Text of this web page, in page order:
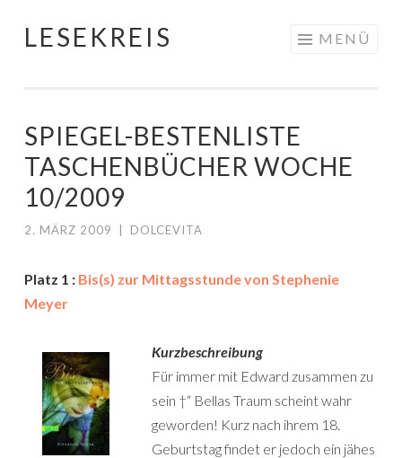
Springe
LESEKREIS MENÜ
SPIEGEL-BESTENLISTE
TASCHENBÜCHER WOCHE
10/2009
2. MÄRZ 2009 DOLCEVITA
Platz 1 : Bis(s) zur Mittagsstunde von Stephenie
Meyer
Kurzbeschreibung
Für immer mit Edward zusammen zu
sein †“ Bellas Traum scheint wahr
geworden! Kurz nach ihrem 18.
Geburtstag findet er jedoch ein jähes